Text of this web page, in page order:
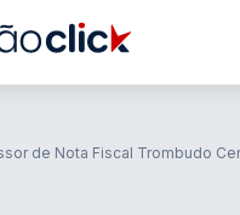
de Nota Fiscal Trombudo